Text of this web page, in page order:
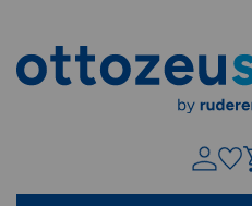
Springen zu